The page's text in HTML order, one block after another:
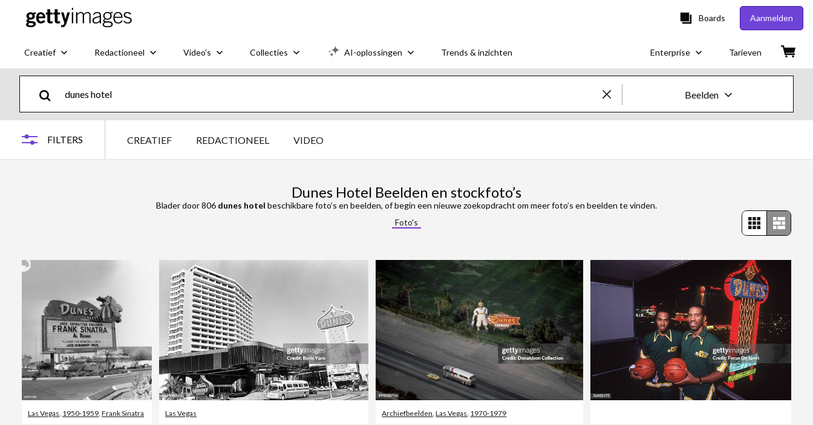
Boards Aanmelden
Creatief Redactioneel Video's Collecties AI-oplossingen Trends & inzichten Enterprise Tarieven
Beelden
Redactioneel
Creatief
Redactioneel
FILTERS CREATIEF REDACTIONEEL VIDEO
Dunes Hotel Beelden en stockfoto’s
Blader door 806 dunes hotel beschikbare foto’s en beelden, of begin een nieuwe zoekopdracht om meer foto’s en beelden te vinden.
Foto's
Las Vegas 1950-1959 Frank Sinatra Las Vegas Archiefbeelden ,Las Vegas 1970-1979